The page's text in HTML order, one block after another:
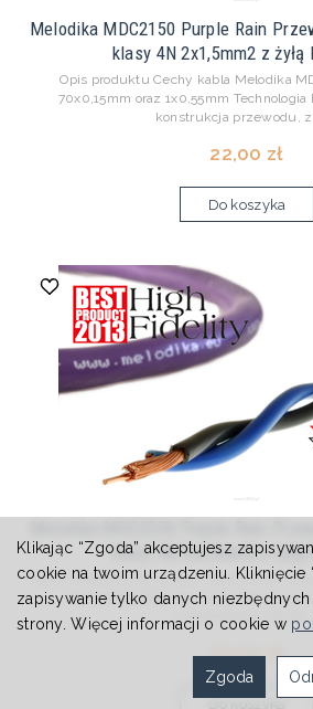
Melodika MDC2150 Purple Rain
klasy 4N 2x1,5mm2 z żyłą
Opis produktu Cechy kabla Melodika
70x0,15mm oraz 1x0,55mm Technologia
konstrukcja przewodu, z
22,00 zł
Do koszyka
klasy 4N 2x2,5mm2 z żyłą
Cechy Melodika MDC2250: Konstrukcja:
Technologia BassCore: specjalna
rozróżnieniem żył do
32,00 zł
Klikając “Zgoda” akceptujesz
cookie na twoim urządzeniu. Kliknięcie
zapisywanie tylko danych
strony. Więcej informacji o cookie w
Zgoda